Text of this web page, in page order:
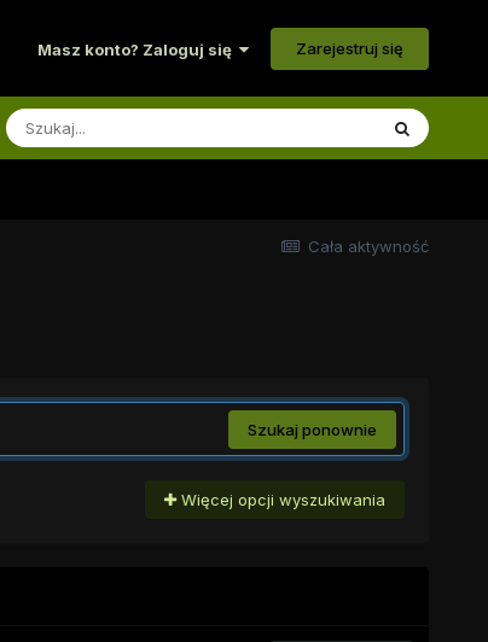
Masz konto? Zaloguj się Zarejestruj się
Cała aktywność
Szukaj ponownie
Więcej opcji wyszukiwania